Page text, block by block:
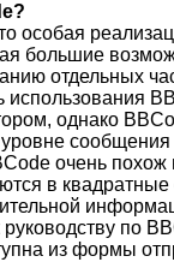
особая
большие
отдельных
использования
однако
очень похож
в квадратные
руководству по
из формы